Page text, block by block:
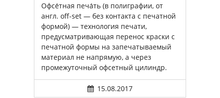
Офсе́тная печа́ть (в полиграфии, от
англ. off-set — без контакта с печатной
формой) — технология печати,
предусматривающая перенос краски с
печатной формы на запечатываемый
материал не напрямую, а через
промежуточный офсетный цилиндр.
15.08.2017